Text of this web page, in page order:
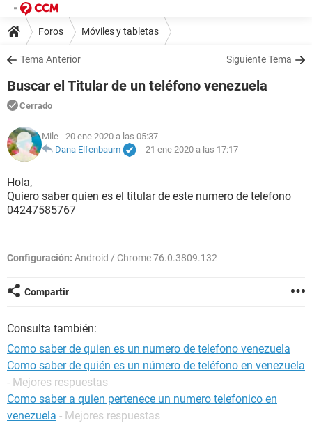
Foros Móviles y tabletas
Tema Anterior Siguiente Tema
Buscar el Titular de un teléfono venezuela
Cerrado
Mile - 20 ene 2020 a las 05:37
Dana Elfenbaum
- 21 ene 2020 a las 17:17
Hola,
Quiero saber quien es el titular de este numero de telefono
04247585767
Configuración: Android / Chrome 76.0.3809.132
Compartir
Consulta también:
Como saber de quien es un numero de telefono venezuela
Como saber de quién es un número de teléfono en venezuela
- Mejores respuestas
Como saber a quien pertenece un numero telefonico en
venezuela - Mejores respuestas